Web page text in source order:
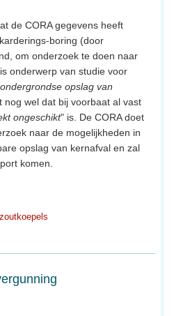
de CORA gegevens heeft
boring (door
om onderzoek te doen naar
onderwerp van studie voor
opslag van
nog wel dat bij voorbaat al vast
ongeschikt" is. De CORA doet
naar de mogelijkheden in
opslag van kernafval en zal
komen.